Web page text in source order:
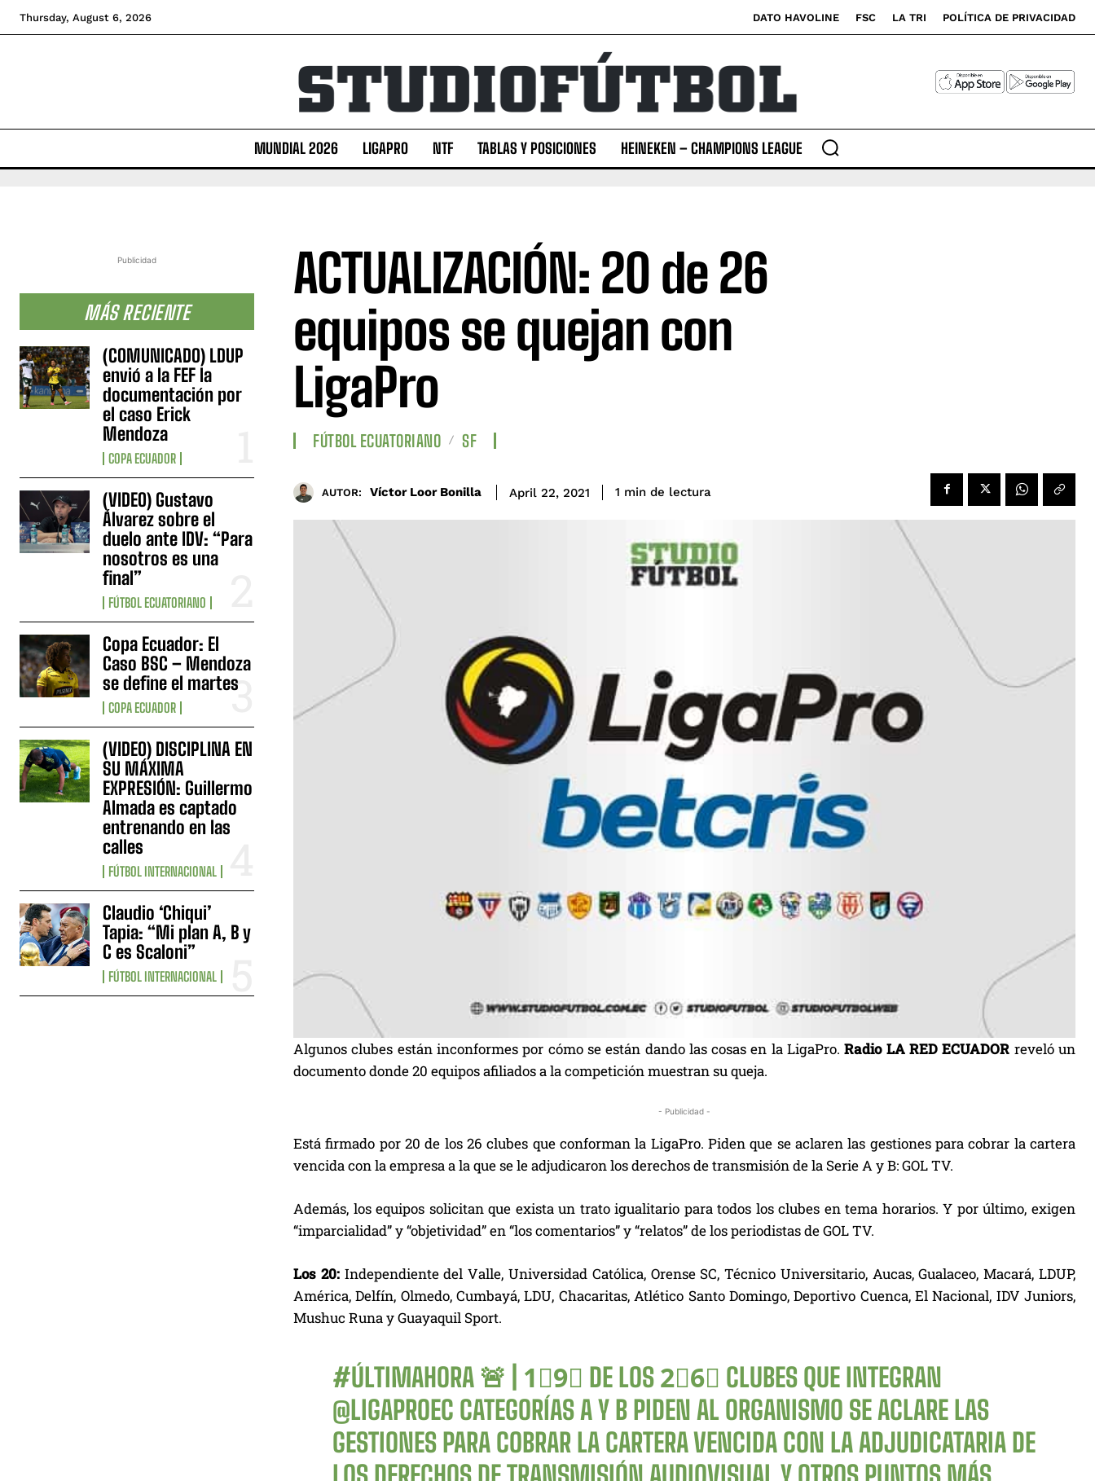
Thursday, August 6, 2026 DATO HAVOLINE FSC LA TRI POLÍTICA DE PRIVACIDAD
MUNDIAL 2026 LIGAPRO NTF TABLAS Y POSICIONES HEINEKEN – CHAMPIONS LEAGUE
Publicidad
MÁS RECIENTE
(COMUNICADO) LDUP
envió a la FEF la
documentación por
el caso Erick
Mendoza
COPA ECUADOR
(VIDEO) Gustavo
Álvarez sobre el
duelo ante IDV: “Para
nosotros es una
final”
FÚTBOL ECUATORIANO
Copa Ecuador: El
Caso BSC – Mendoza
se define el martes
COPA ECUADOR
(VIDEO) DISCIPLINA EN
SU MÁXIMA
EXPRESIÓN: Guillermo
Almada es captado
entrenando en las
calles
FÚTBOL INTERNACIONAL
Claudio ‘Chiqui’
Tapia: “Mi plan A, B y
C es Scaloni”
FÚTBOL INTERNACIONAL
ACTUALIZACIÓN: 20 de 26
equipos se quejan con
LigaPro
FÚTBOL ECUATORIANO SF
AUTOR: Víctor Loor Bonilla April 22, 2021 1 min de lectura
Algunos clubes están inconformes por cómo se están dando las cosas en la LigaPro.Radio LA RED ECUADOR reveló un
documento donde 20 equipos afiliados a la competición muestran su queja.
- Publicidad -
Está firmado por 20 de los 26 clubes que conforman la LigaPro. Piden que se aclaren las gestiones para cobrar la cartera
vencida con la empresa a la que se le adjudicaron los derechos de transmisión de la Serie A y B: GOL TV.
Además, los equipos solicitan que exista un trato igualitario para todos los clubes en tema horarios. Y por último, exigen
“imparcialidad” y “objetividad” en “los comentarios” y “relatos” de los periodistas de GOL TV.
Los 20:Independiente del Valle, Universidad Católica, Orense SC, Técnico Universitario, Aucas, Gualaceo, Macará, LDUP,
América, Delfín, Olmedo, Cumbayá, LDU, Chacaritas, Atlético Santo Domingo, Deportivo Cuenca, El Nacional, IDV Juniors,
Mushuc Runa y Guayaquil Sport.
#ÚLTIMAHORA 🚨 | 1⃣9⃣ DE LOS 2⃣6⃣ CLUBES QUE INTEGRAN
@LIGAPROEC CATEGORÍAS A Y B PIDEN AL ORGANISMO SE ACLARE LAS
GESTIONES PARA COBRAR LA CARTERA VENCIDA CON LA ADJUDICATARIA DE